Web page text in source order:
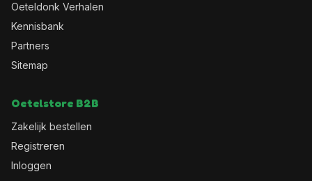
Oeteldonk Verhalen
Kennisbank
Partners
Sitemap
Oetelstore B2B
Zakelijk bestellen
Registreren
Inloggen